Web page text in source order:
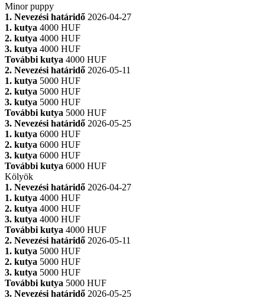
Minor puppy
1. Nevezési határidő 2026-04-27
1. kutya 4000 HUF
2. kutya 4000 HUF
3. kutya 4000 HUF
További kutya 4000 HUF
2. Nevezési határidő 2026-05-11
1. kutya 5000 HUF
2. kutya 5000 HUF
3. kutya 5000 HUF
További kutya 5000 HUF
3. Nevezési határidő 2026-05-25
1. kutya 6000 HUF
2. kutya 6000 HUF
3. kutya 6000 HUF
További kutya 6000 HUF
Kölyök
1. Nevezési határidő 2026-04-27
1. kutya 4000 HUF
2. kutya 4000 HUF
3. kutya 4000 HUF
További kutya 4000 HUF
2. Nevezési határidő 2026-05-11
1. kutya 5000 HUF
2. kutya 5000 HUF
3. kutya 5000 HUF
További kutya 5000 HUF
3. Nevezési határidő 2026-05-25